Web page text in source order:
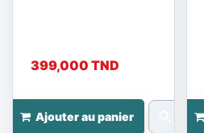
399,000 TND
Ajouter au panier